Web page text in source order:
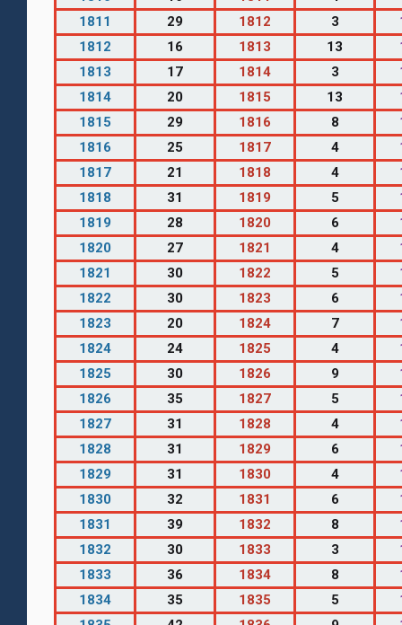
1811
29 1812 3
1812
16 1813 13
1813
17 1814 3
1814
20 1815 13
1815
29 1816 8
1816
25 1817 4
1817
21 1818 4
1818
31 1819 5
1819
28 1820 6
1820
27 1821 4
1821
30 1822 5
1822
30 1823 6
1823
20 1824 7
1824
24 1825 4
1825
30 1826 9
1826
35 1827 5
1827
31 1828 4
1828
31 1829 6
1829
31 1830 4
1830
32 1831 6
1831
39 1832 8
1832
30 1833 3
1833
36 1834 8
1834
35 1835 5